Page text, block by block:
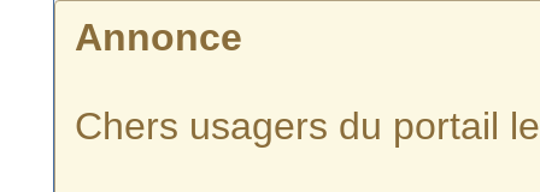
Annonce
Chers usagers du portail